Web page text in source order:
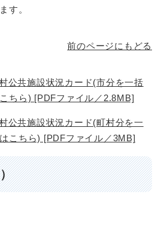
す。
前のページにもどる
公共施設状況カード(市分を一括
ちら) [PDFファイル／2.8MB]
公共施設状況カード(町村分を一
こちら) [PDFファイル／3MB]